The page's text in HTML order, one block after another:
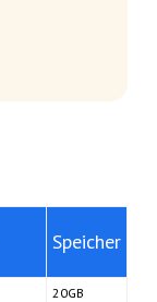
Speicher
20GB